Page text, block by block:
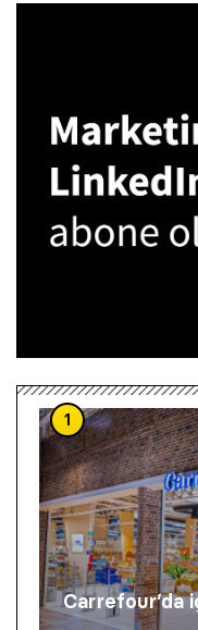
1
Carrefour’da